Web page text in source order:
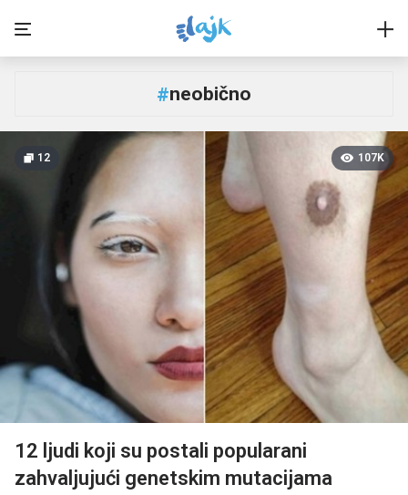
#neobično
12 107K
12 ljudi koji su postali popularani
zahvaljujući genetskim mutacijama